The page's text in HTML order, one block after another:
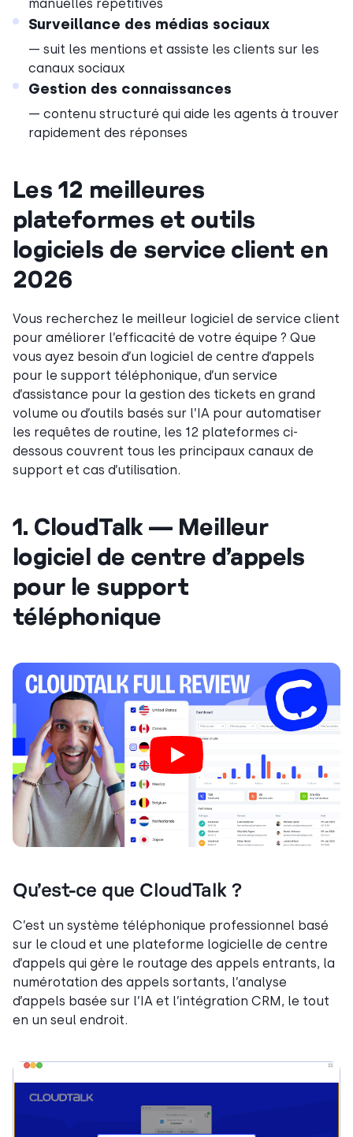
manuelles répétitives
Surveillance des médias sociaux
— suit les mentions et assiste les clients sur les
canaux sociaux
Gestion des connaissances
— contenu structuré qui aide les agents à trouver
rapidement des réponses
Les 12 meilleures
plateformes et outils
logiciels de service client en
2026
Vous recherchez le meilleur logiciel de service client
pour améliorer l’efficacité de votre équipe ? Que
vous ayez besoin d’un logiciel de centre d’appels
pour le support téléphonique, d’un service
d’assistance pour la gestion des tickets en grand
volume ou d’outils basés sur l’IA pour automatiser
les requêtes de routine, les 12 plateformes ci-
dessous couvrent tous les principaux canaux de
support et cas d’utilisation.
1. CloudTalk — Meilleur
logiciel de centre d’appels
pour le support
téléphonique
Qu’est-ce que CloudTalk ?
C’est un système téléphonique professionnel basé
sur le cloud et une plateforme logicielle de centre
d’appels qui gère le routage des appels entrants, la
numérotation des appels sortants, l’analyse
d’appels basée sur l’IA et l’intégration CRM, le tout
en un seul endroit.